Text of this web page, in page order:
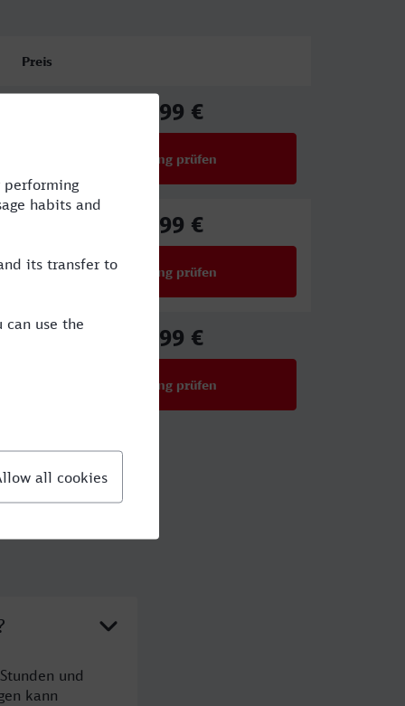
Preis
39,99 €
Verbindung prüfen
39,99 €
Verbindung prüfen
50,99 €
Verbindung prüfen
und
kann